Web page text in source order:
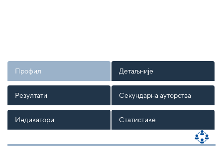
Профил Детаљније
Резултати Секундарна ауторства
Индикатори Статистике